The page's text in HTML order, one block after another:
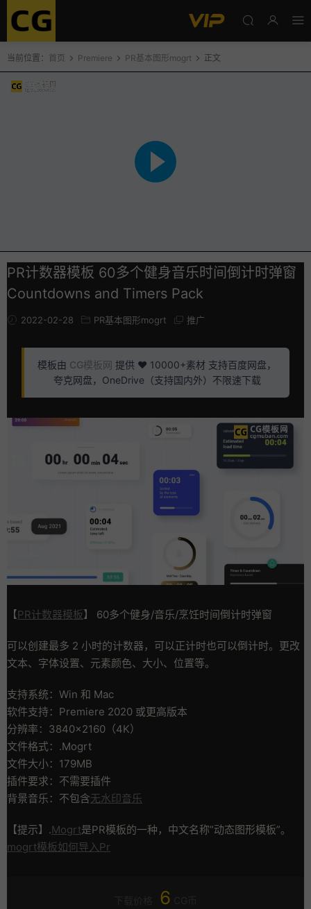
当前位置： 首页 Premiere PR基本图形mogrt 正文
PR计数器模板 60多个健身音乐时间倒计时弹窗
Countdowns and Timers Pack
2022-02-28 PR基本图形mogrt 推广
模板由 CG模板网 提供 ❤️ 10000+素材 支持百度网盘，
夸克网盘，OneDrive（支持国内外）不限速下载
【PR计数器模板】 60多个健身/音乐/烹饪时间倒计时弹窗
可以创建最多 2 小时的计数器，可以正计时也可以倒计时。更改
文本、字体设置、元素颜色、大小、位置等。
支持系统：Win 和 Mac
软件支持：Premiere 2020 或更高版本
分辨率：3840×2160（4K）
文件格式：.Mogrt
文件大小：179MB
插件要求：不需要插件
背景音乐：不包含无水印音乐
【提示】.Mogrt是PR模板的一种，中文名称”动态图形模板”。
mogrt模板如何导入Pr
6